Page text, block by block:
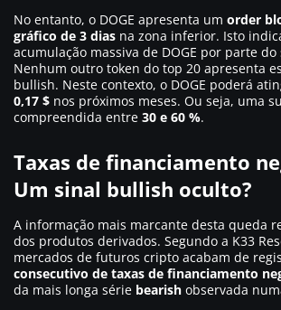
No entanto, o DOGE apresenta um order
gráfico de 3 dias na zona inferior. Isto
acumulação massiva de DOGE por parte
Nenhum outro token do top 20 apresenta
bullish. Neste contexto, o DOGE poderá
0,17 $ nos próximos meses. Ou seja, uma
compreendida entre 30 e 60 %.
Taxas de financiamento
Um sinal bullish oculto?
A informação mais marcante desta queda
dos produtos derivados. Segundo a K33
mercados de futuros cripto acabam de
consecutivo de taxas de financiamento
da mais longa série bearish observada